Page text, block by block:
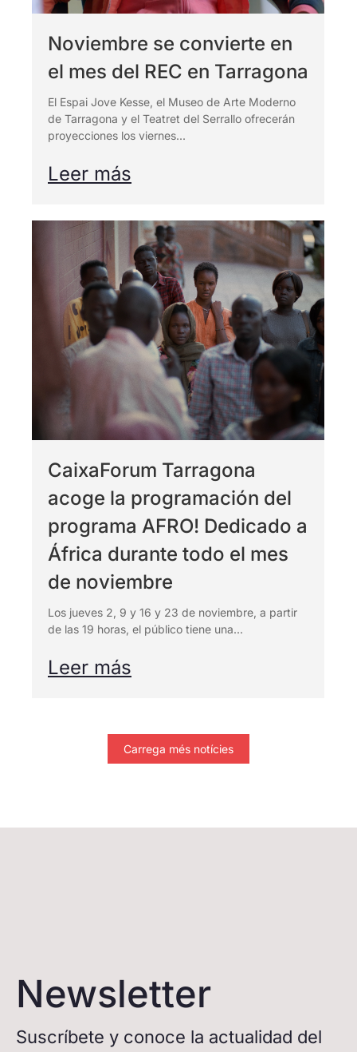
Noviembre se convierte en
el mes del REC en Tarragona
El Espai Jove Kesse, el Museo de Arte Moderno
de Tarragona y el Teatret del Serrallo ofrecerán
proyecciones los viernes...
Leer más
CaixaForum Tarragona
acoge la programación del
programa AFRO! Dedicado a
África durante todo el mes
de noviembre
Los jueves 2, 9 y 16 y 23 de noviembre, a partir
de las 19 horas, el público tiene una...
Leer más
Carrega més notícies
Newsletter
Suscríbete y conoce la actualidad del